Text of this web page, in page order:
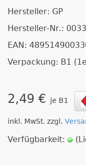
Hersteller: GP
Hersteller-Nr.:
EAN:
Verpackung: B1
2,49 € je B1
inkl. MwSt. zzgl.
Verfügbarkeit: